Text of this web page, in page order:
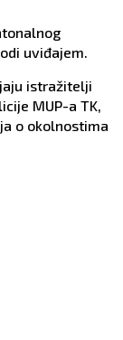
uviđajem.
istražitelji
MUP-a TK,
o okolnostima